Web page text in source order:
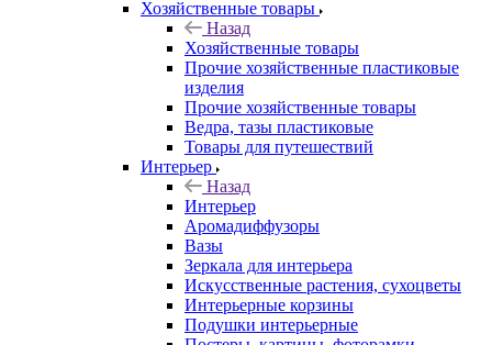
Хозяйственные товары
Назад
Хозяйственные товары
Прочие хозяйственные пластиковые
изделия
Прочие хозяйственные товары
Ведра, тазы пластиковые
Товары для путешествий
Интерьер
Назад
Интерьер
Аромадиффузоры
Вазы
Зеркала для интерьера
Искусственные растения, сухоцветы
Интерьерные корзины
Подушки интерьерные